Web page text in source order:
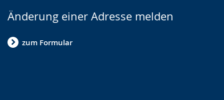
Änderung einer Adresse melden
zum Formular